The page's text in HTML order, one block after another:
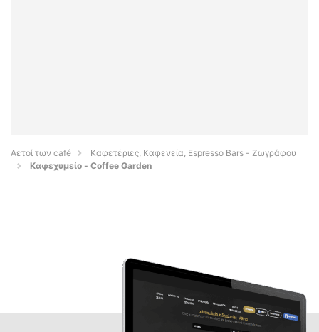
Αετοί των café
Καφετέριες, Καφενεία, Espresso Bars - Ζωγράφου
Καφεχυμείο - Coffee Garden